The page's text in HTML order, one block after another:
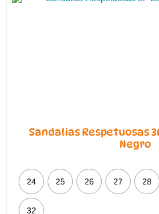
Sandalias Respetuosas
Negro
24 25 26 27 28
32